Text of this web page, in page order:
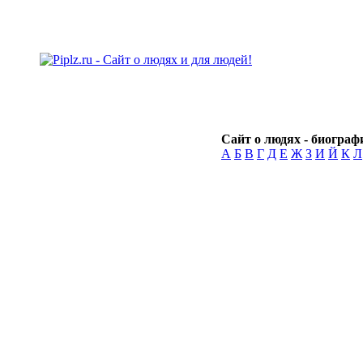
Сайт о людях -
А Б В Г Д Е Ж З И Й К Л